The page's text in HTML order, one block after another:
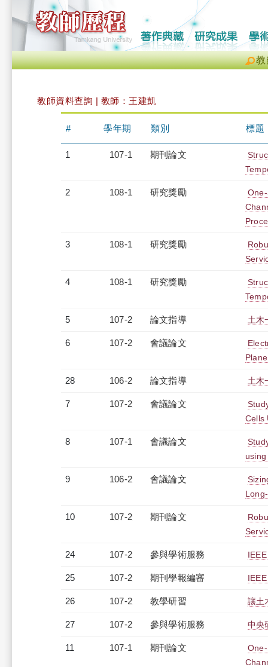
教
教師資料查詢 | 教師：王建凱
# 學年期 類別 標題
1 107-1 期刊論文
2 108-1 研究獎勵
3 108-1 研究獎勵
4 108-1 研究獎勵
5 107-2 論文指導 土木
6 107-2 會議論文
28 106-2 論文指導 土木
7 107-2 會議論文
Cells
8 107-1 會議論文
9 106-2 會議論文
10 107-2 期刊論文
24 107-2 參與學術服務
25 107-2 期刊學報編審
26 107-2 教學研習 讓土
27 107-2 參與學術服務 中央
11 107-1 期刊論文